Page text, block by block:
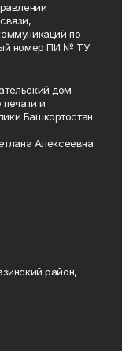
по
номер ПИ № ТУ
дом
и
Башкортостан.
Алексеевна.
район,